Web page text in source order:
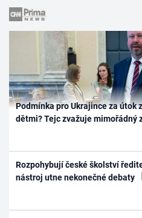
Podmínka pro Ukrajince za útok
dětmi? Tejc zvažuje mimořádný
Rozpohybují české školství
nástroj utne nekonečné debaty